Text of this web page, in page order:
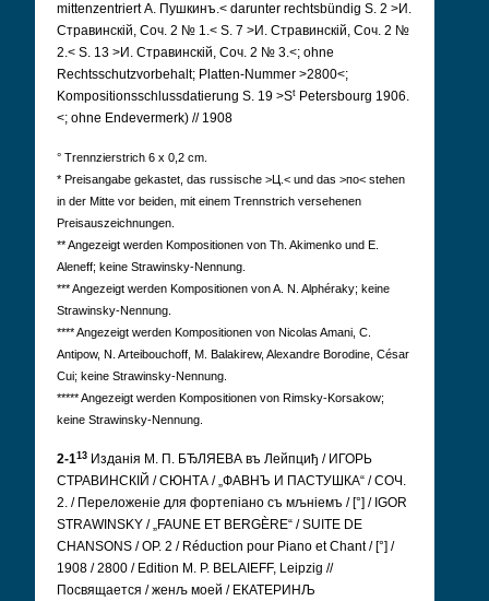
mittenzentriert А. Пушкинъ.< darunter rechtsbündig S. 2 >И.
Стравинскій, Соч. 2 № 1.< S. 7 >И. Стравинскій, Соч. 2 №
2.< S. 13 >И. Стравинскій, Соч. 2 № 3.<; ohne
Rechtsschutzvorbehalt; Platten-Nummer >2800<;
Kompositionsschlussdatierung S. 19 >St Petersbourg 1906.
<; ohne Endevermerk) // 1908
° Trennzierstrich 6 x 0,2 cm.
* Preisangabe gekastet, das russische >Ц.< und das >по< stehen
in der Mitte vor beiden, mit einem Trennstrich versehenen
Preisauszeichnungen.
** Angezeigt werden Kompositionen von Th. Akimenko und E.
Aleneff; keine Strawinsky-Nennung.
*** Angezeigt werden Kompositionen von A. N. Alphéraky; keine
Strawinsky-Nennung.
**** Angezeigt werden Kompositionen von Nicolas Amani, C.
Antipow, N. Arteibouchoff, M. Balakirew, Alexandre Borodine, César
Cui; keine Strawinsky-Nennung.
***** Angezeigt werden Kompositionen von Rimsky-Korsakow;
keine Strawinsky-Nennung.
2-113 Изданія М. П. БЂЛЯЕВА въ Лейпциђ / ИГОРЬ
СТРАВИНСКIЙ / СЮНТА / „ФАВНЪ И ПАСТУШКА“ / СОЧ.
2. / Переложеніе для фортепіано съ мљніемъ / [°] / IGOR
STRAWINSKY / „FAUNE ET BERGÈRE“ / SUITE DE
CHANSONS / OP. 2 / Réduction pour Piano et Chant / [°] /
1908 / 2800 / Edition M. P. BELAIEFF, Leipzig //
Посвящается / женљ моей / ЕКАТЕРИНЉ